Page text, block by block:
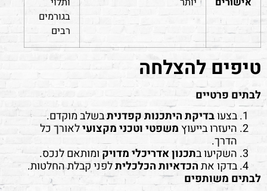
בגורמים
רבים
טיפים להצלחה
לבתים פרטיים
בצעובדיקת היתכנות קפדניתבשלב מוקדם.
היעזרו בייעוץמשפטי וטכני מקצועילאורך כל
הדרך.
השקיעו בתכנון אדריכלי מדויקומותאם לנכס.
בדקו אתהכדאיות הכלכליתלפני קבלת החלטות.
לבתים משותפים